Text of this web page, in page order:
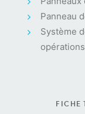
Panneau
Système
FICHE